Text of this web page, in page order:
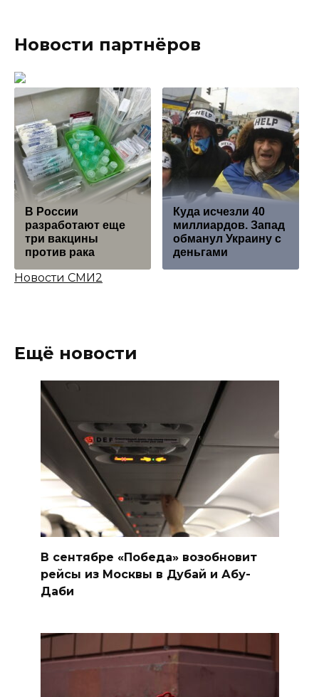
Новости партнёров
В России
разработают еще
три вакцины
против рака
Куда исчезли 40
миллиардов. Запад
обманул Украину с
деньгами
Новости СМИ2
Ещё новости
В сентябре «Победа» возобновит
рейсы из Москвы в Дубай и Абу-
Даби